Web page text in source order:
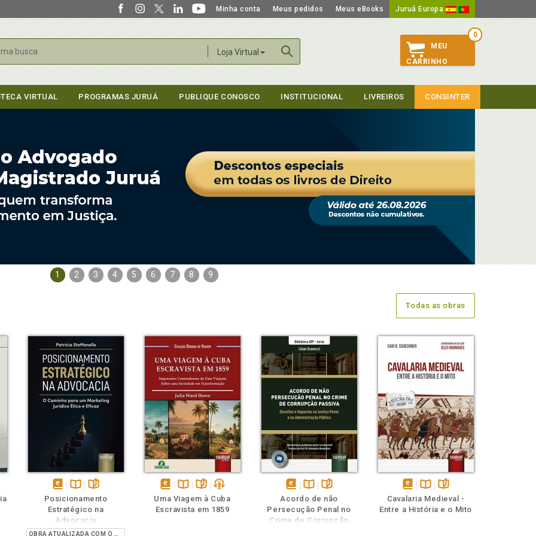
Minha conta Meus pedidos Meus eBooks Juruá Europa
Loja Virtual
0
MEU
CARRINHO
VIRTUAL PROGRAMAS JURUÁ PUBLIQUE CONOSCO INSTITUCIONAL LIVREIROS CONSINTER
1 2 3 4 5 6 7 8 9
Todas as obras
disponível
em
eBook
Disponível
na
B.V.
páginas
Posicionamento
Estratégico na
Advocacia
disponível
em
Disponível
na
páginaspodcast
Uma Viagem à Cuba
Escravista em 1859
disponível
em
eBook
Disponível
na
B.V.
páginas
Acordo de não
Persecução Penal no
Crime de Corrupção
Também
disponível
em
Disponível
na
páginas
Cavalaria Medieval -
Entre a História e o Mito